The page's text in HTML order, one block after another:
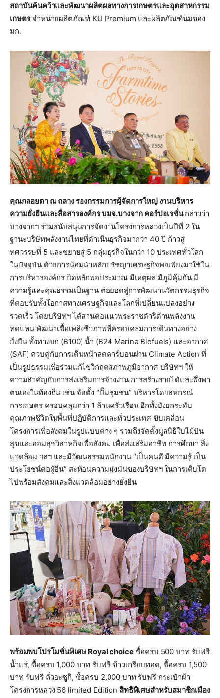
สถาบันค้นคว้าและพัฒนาผลิตผลทางการเกษตรและอุตสาหกรรม
เกษตรจำหน่ายผลิตภัณฑ์ KU Premium และผลิตภัณฑ์นมของ
มก.
คุณกลอยตา ณ ถลาง รองกรรมการผู้จัดการใหญ่ งานบริหาร
ความยั่งยืนและสื่อสารองค์กร บมจ.บางจาก คอร์ปอเรชั่นกล่าวว่า
บางจากฯ ร่วมสนับสนุนการจัดงานโครงการหลวงเป็นปีที่ 2 ใน
ฐานะบริษัทพลังงานไทยที่ดำเนินธุรกิจมากว่า 40 ปี ก้าวสู่
ทศวรรษที่ 5 และขยายสู่ 5 กลุ่มธุรกิจในกว่า 10 ประเทศทั่วโลก
ในปัจจุบัน ด้วยการน้อมนำหลักปรัชญาเศรษฐกิจพอเพียงมาใช้ใน
การบริหารองค์กร ยึดหลักพอประมาณ มีเหตุผล มีภูมิคุ้มกัน มี
ความรู้และคุณธรรมเป็นฐาน ต่อยอดสู่การพัฒนานวัตกรรมธุรกิจ
ที่ตอบรับทั้งโอกาสทางเศรษฐกิจและโลกที่เปลี่ยนแปลงอย่าง
รวดเร็ว โดยบริษัทฯ ได้สานต่อแนวพระราชดำริด้านพลังงาน
ทดแทน พัฒนาเชื้อเพลิงชีวภาพที่ครอบคลุมการเดินทางอย่าง
ยั่งยืน ทั้งทางบก (B100) น้ำ (B24 Marine Biofuels) และอากาศ
(SAF) ควบคู่กับการเดินหน้าลดคาร์บอนผ่าน Climate Action ที่
เป็นรูปธรรมเพื่อร่วมแก้ไขวิกฤตสภาพภูมิอากาศ บริษัทฯ ให้
ความสำคัญกับการส่งเสริมการจ้างงาน การสร้างรายได้และพึ่งพา
ตนเองในท้องถิ่น เช่น จัดตั้ง “ปั๊มชุมชน” บริหารโดยสหกรณ์
การเกษตร ครอบคลุมกว่า 1 ล้านครัวเรือน อีกทั้งยังยกระดับ
คุณภาพชีวิตในพื้นที่ปฏิบัติการและทั่วประเทศ ขับเคลื่อน
โครงการเพื่อสังคมในรูปแบบต่าง ๆ รวมถึงจัดตั้งมูลนิธิใบไม้ปัน
สุขและออมสุขวิสาหกิจเพื่อสังคม เพื่อส่งเสริมอาชีพ การศึกษา สิ่ง
แวดล้อม ฯลฯ และมีวัฒนธรรมพนักงาน “เป็นคนดี มีความรู้ เป็น
ประโยชน์ต่อผู้อื่น” สะท้อนความมุ่งมั่นของบริษัทฯ ในการเติบโต
ไปพร้อมสังคมและสิ่งแวดล้อมอย่างยั่งยืน
พร้อมพบโปรโมชั่นพิเศษ Royal choice ซื้อครบ 500 บาท รับฟรี
น้ำแร่, ซื้อครบ 1,000 บาท รับฟรี ข้าวเกรียบทอด, ซื้อครบ 1,500
บาท รับฟรี ถั่วอะซูกิ, ซื้อครบ 2,000 บาท รับฟรี กระเป๋าผ้า
โครงการหลวง 56 limited Edition สิทธิพิเศษสำหรับสมาชิกเมือง